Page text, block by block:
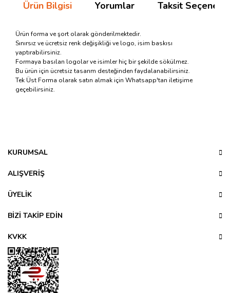
Ürün Bilgisi Yorumlar Taksit
Ürün forma ve şort olarak gönderilmektedir.
Sınırsız ve ücretsiz renk değişikliği ve logo, isim baskısı
yaptırabilirsiniz.
Formaya basılan logolar ve isimler hiç bir şekilde sökülmez.
Bu ürün için ücretsiz tasarım desteğinden faydalanabilirsiniz.
Tek Üst Forma olarak satın almak için Whatsapp'tan iletişime
geçebilirsiniz.
Ürün resmi kalitesiz, bozuk veya görüntülenemiyor.
Ürün fiyatı diğer sitelerden daha pahalı.
KURUMSAL
ALIŞVERİŞ
ÜYELİK
BİZİ TAKİP EDİN
KVKK